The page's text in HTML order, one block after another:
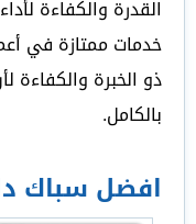
القدرة والكفاءة
خدمات ممتازة في
ذو الخبرة والكفاءة
بالكامل.
افضل سباك